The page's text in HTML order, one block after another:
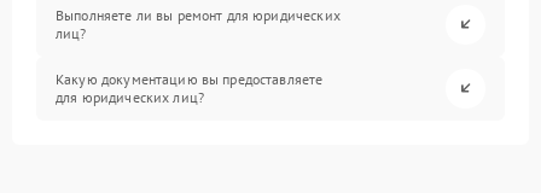
Выполняете ли вы ремонт для юридических
лиц?
Какую документацию вы предоставляете
для юридических лиц?